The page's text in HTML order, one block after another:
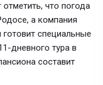
что погода
а компания
специальные
дневного тура в
составит